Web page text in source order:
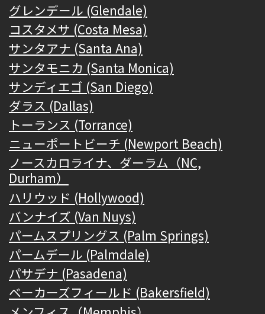
グレンデール (Glendale)
コスタメサ (Costa Mesa)
サンタアナ (Santa Ana)
サンタモニカ (Santa Monica)
サンディエゴ (San Diego)
ダラス (Dallas)
トーランス (Torrance)
ニューポートビーチ (Newport Beach)
ノースカロライナ、ダーラム（NC,
Durham）
ハリウッド (Hollywood)
バンナイズ (Van Nuys)
パームスプリングス (Palm Springs)
パームデール (Palmdale)
パサデナ (Pasadena)
ベーカーズフィールド (Bakersfield)